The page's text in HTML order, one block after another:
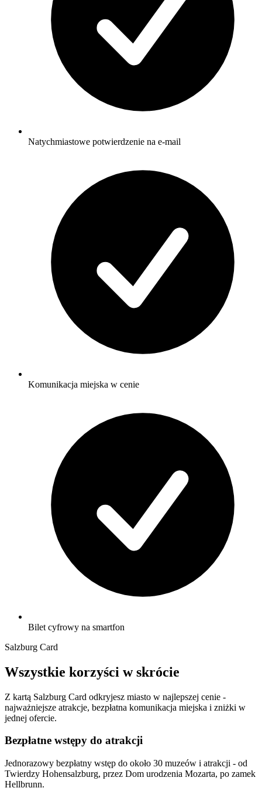
Natychmiastowe potwierdzenie na e-mail
Komunikacja miejska w cenie
Bilet cyfrowy na smartfon
Salzburg Card
Wszystkie korzyści w skrócie
Z kartą Salzburg Card odkryjesz miasto w najlepszej cenie -
najważniejsze atrakcje, bezpłatna komunikacja miejska i zniżki w
jednej ofercie.
Bezpłatne wstępy do atrakcji
Jednorazowy bezpłatny wstęp do około 30 muzeów i atrakcji - od
Twierdzy Hohensalzburg, przez Dom urodzenia Mozarta, po zamek
Hellbrunn.